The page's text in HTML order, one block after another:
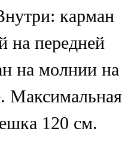
карман
на передней
на молнии на
Максимальная
120 см.